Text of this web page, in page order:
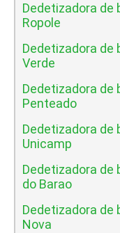
Dedetizadora de
Ropole
Dedetizadora de
Verde
Dedetizadora de
Penteado
Dedetizadora de
Unicamp
Dedetizadora de
do Barao
Dedetizadora de
Nova